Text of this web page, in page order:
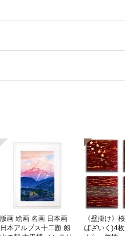
版画 絵画 名画 日本画
日本アルプス十二題 劔
《壁掛け》
ばざいく)4